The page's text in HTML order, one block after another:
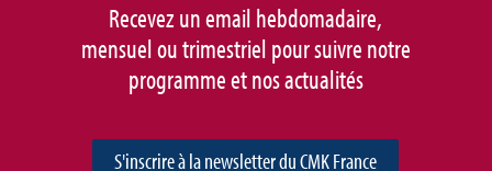
Recevez un email hebdomadaire,
mensuel ou trimestriel pour suivre notre
programme et nos actualités
S'inscrire à la newsletter du CMK France